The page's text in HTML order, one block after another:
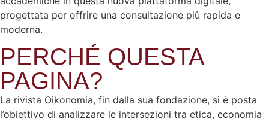
progettata per offrire una consultazione più rapida e
moderna.
PERCHÉ QUESTA
PAGINA?
La rivista Oikonomia, fin dalla sua fondazione, si è posta
l’obiettivo di analizzare le intersezioni tra etica, economia